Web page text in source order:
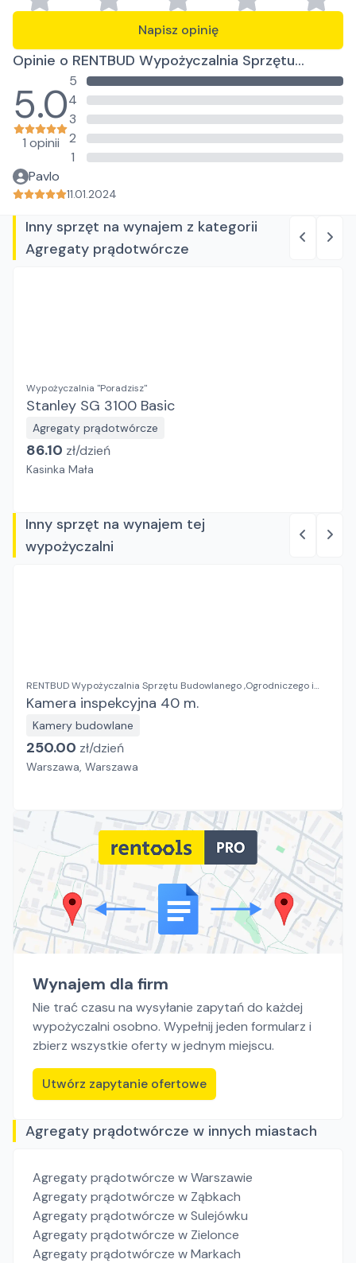
Napisz opinię
Opinie o RENTBUD Wypożyczalnia Sprzętu
Budowlanego ,Ogrodniczego i Elektronarzędzi
5.0
1 opinii
5
4
3
2
1
Pavlo
11.01.2024
Inny sprzęt na wynajem z kategorii
Agregaty prądotwórcze
Wypożyczalnia "Poradzisz"
Stanley SG 3100 Basic
Agregaty prądotwórcze
86.10 zł/dzień
Kasinka Mała
Inny sprzęt na wynajem tej
wypożyczalni
RENTBUD Wypożyczalnia Sprzętu Budowlanego ,Ogrodniczego i
Elektronarzędzi
Kamera inspekcyjna 40 m.
Kamery budowlane
250.00 zł/dzień
Warszawa, Warszawa
Wynajem dla firm
Nie trać czasu na wysyłanie zapytań do każdej
wypożyczalni osobno. Wypełnij jeden formularz i
zbierz wszystkie oferty w jednym miejscu.
Utwórz zapytanie ofertowe
Agregaty prądotwórcze w innych miastach
Agregaty prądotwórcze w Warszawie
Agregaty prądotwórcze w Ząbkach
Agregaty prądotwórcze w Sulejówku
Agregaty prądotwórcze w Zielonce
Agregaty prądotwórcze w Markach